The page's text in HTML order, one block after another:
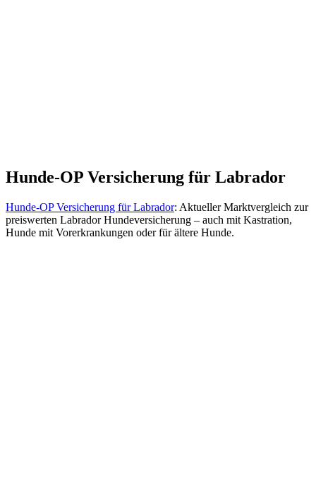
Hunde-OP Versicherung für Labrador
Hunde-OP Versicherung für Labrador: Aktueller Marktvergleich zur
preiswerten Labrador Hundeversicherung – auch mit Kastration,
Hunde mit Vorerkrankungen oder für ältere Hunde.